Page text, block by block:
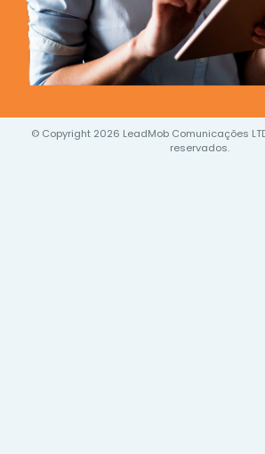
© Copyright 2026 LeadMob Comunicações
reservados.